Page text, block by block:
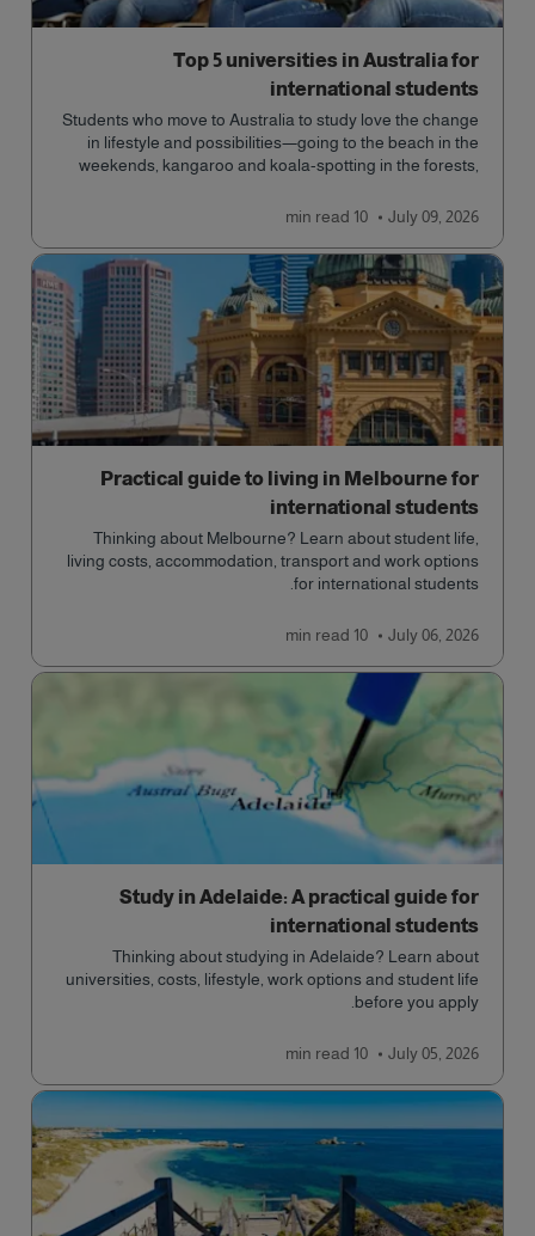
Top 5 universities in Australia for
international students
Students who move to Australia to study love the change
in lifestyle and possibilities—going to the beach in the
weekends, kangaroo and koala-spotting in the forests,
traffic and a high standard of living.
July 09, 2026
10 min
read
Practical guide to living in Melbourne for
international students
Thinking about Melbourne? Learn about student life,
living costs, accommodation, transport and work options
for international students.
July 06, 2026
10 min
read
Study in Adelaide: A practical guide for
international students
Thinking about studying in Adelaide? Learn about
universities, costs, lifestyle, work options and student life
before you apply.
July 05, 2026
10 min
read